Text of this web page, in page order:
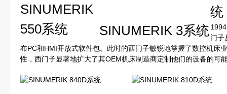
SINUMERIK
550系统
SINUMERIK 3系统
统
门子
布PC和HMI开放式软件包。此时的西门子敏锐地掌握了数控机床
性，西门子显著地扩大了其OEM机床制造商定制他们的设备的可